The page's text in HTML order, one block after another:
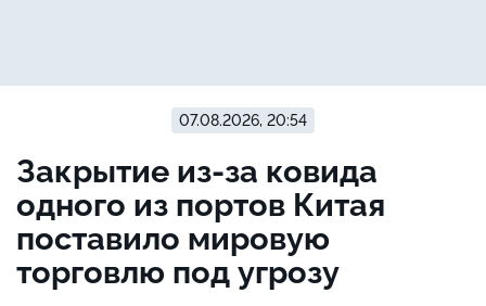
07.08.2026, 20:54
Закрытие из-за ковида
одного из портов Китая
поставило мировую
торговлю под угрозу